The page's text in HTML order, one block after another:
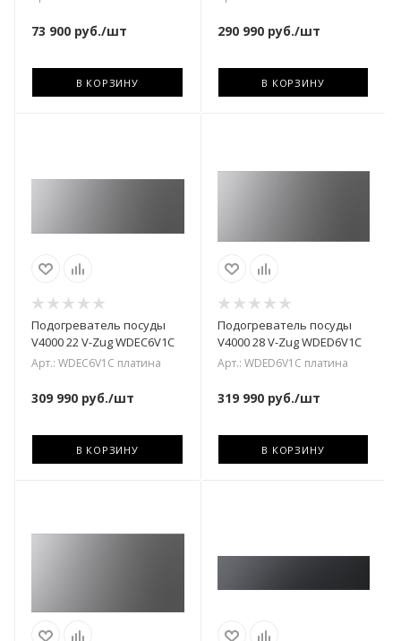
73 900 руб./шт
В КОРЗИНУ
290 990руб./шт
В КОРЗИНУ
Подогреватель посуды
V4000 22 V-Zug WDEC6V1C
Арт.: WDEC6V1C платина
309 990 руб./шт
В КОРЗИНУ
Подогреватель посуды
V4000 28 V-Zug WDED6V1C
Арт.: WDED6V1C платина
319 990руб./шт
В КОРЗИНУ